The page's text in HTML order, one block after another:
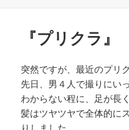
『プリクラ』
突然ですが、最近のプリ
先日、男４人で撮りにい
わからない程に、足が長
髪はツヤツヤで全体的に